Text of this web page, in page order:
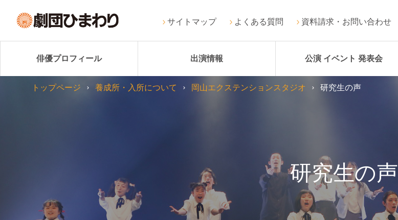
サイトマップ よくある質問 資料請求・お問い合わせ
俳優プロフィール 出演情報 公演 イベント 発表会
研究生の声
トップページ 養成所・入所について 岡山エクステンションスタジオ 研究生の声